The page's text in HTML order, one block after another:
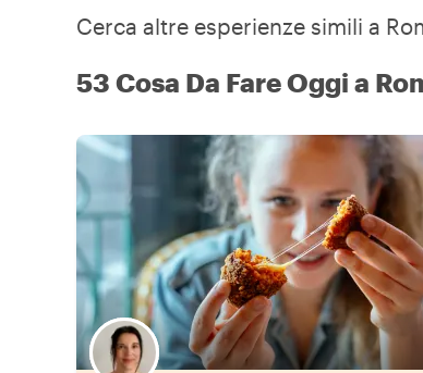
Cerca altre esperienze simili a
53 Cosa Da Fare Oggi a
Scegli il tuo local preferito